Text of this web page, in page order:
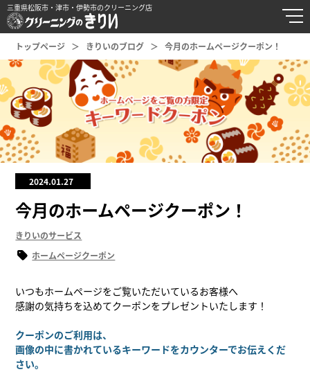
三重県松阪市・津市・伊勢市のクリーニング店
トップページ きりいのブログ 今月のホームページクーポン！
2024.01.27
今月のホームページクーポン！
きりいのサービス
ホームページクーポン
いつもホームページをご覧いただいているお客様へ
感謝の気持ちを込めてクーポンをプレゼントいたします！
クーポンのご利用は、
画像の中に書かれているキーワードをカウンターでお伝えくだ
さい。